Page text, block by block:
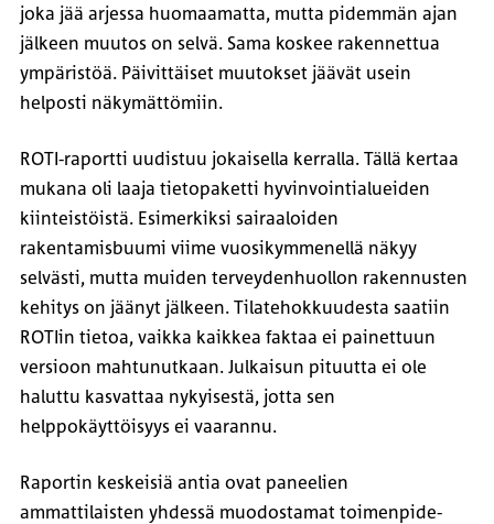
joka jää arjessa huomaamatta, mutta pidemmän ajan
jälkeen muutos on selvä. Sama koskee rakennettua
ympäristöä. Päivittäiset muutokset jäävät usein
helposti näkymättömiin.
ROTI-raportti uudistuu jokaisella kerralla. Tällä kertaa
mukana oli laaja tietopaketti hyvinvointialueiden
kiinteistöistä. Esimerkiksi sairaaloiden
rakentamisbuumi viime vuosikymmenellä näkyy
selvästi, mutta muiden terveydenhuollon rakennusten
kehitys on jäänyt jälkeen. Tilatehokkuudesta saatiin
ROTIin tietoa, vaikka kaikkea faktaa ei painettuun
versioon mahtunutkaan. Julkaisun pituutta ei ole
haluttu kasvattaa nykyisestä, jotta sen
helppokäyttöisyys ei vaarannu.
Raportin keskeisiä antia ovat paneelien
ammattilaisten yhdessä muodostamat toimenpide-